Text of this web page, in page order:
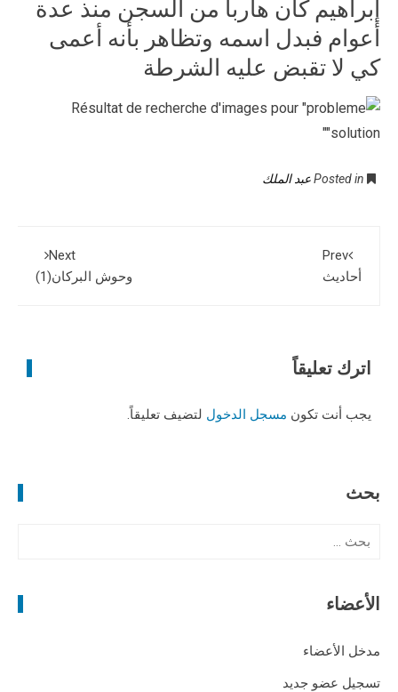
إبراهيم كان هارباً من السجن منذ عدة
أعوام فبدل اسمه وتظاهر بأنه أعمى
كي لا تقبض عليه الشرطة
عبد الملك
Prev
أحاديث
Next
وحوش البركان(1)
اترك تعليقاً
يجب أنت تكون مسجل الدخول لتضيف تعليقاً.
بحث
ح
:
الأعضاء
مدخل الأعضاء
تسجيل عضو جديد